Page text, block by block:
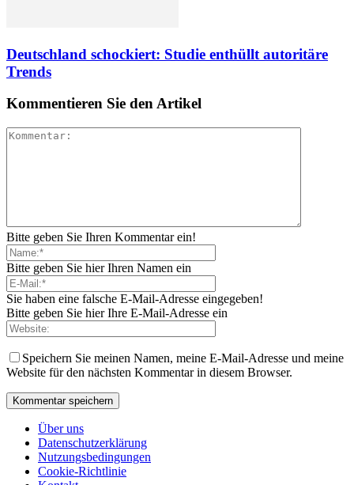
Deutschland schockiert: Studie enthüllt autoritäre
Trends
Kommentieren Sie den Artikel
Bitte geben Sie Ihren Kommentar ein!
Bitte geben Sie hier Ihren Namen ein
Sie haben eine falsche E-Mail-Adresse eingegeben!
Bitte geben Sie hier Ihre E-Mail-Adresse ein
Speichern Sie meinen Namen, meine E-Mail-Adresse und meine
Website für den nächsten Kommentar in diesem Browser.
Über uns
Datenschutzerklärung
Nutzungsbedingungen
Cookie-Richtlinie